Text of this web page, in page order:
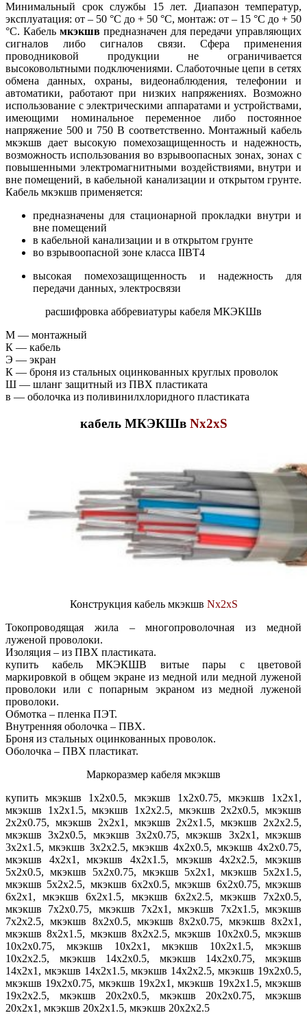
Минимальный срок службы 15 лет. Диапазон температур,
эксплуатация: от – 50 °С до + 50 °С, монтаж: от – 15 °С до + 50
°С. Кабель мкэкшв предназначен для передачи управляющих
сигналов либо сигналов связи. Сфера применения
проводниковой продукции не ограничивается
высоковольтными подключениями. Слаботочные цепи в сетях
обмена данных, охраны, видеонаблюдения, телефонии и
автоматики, работают при низких напряжениях. Возможно
использование с электрическими аппаратами и устройствами,
имеющими номинальное переменное либо постоянное
напряжение 500 и 750 В соответственно. Монтажный кабель
мкэкшв дает высокую помехозащищенность и надежность,
возможность использования во взрывоопасных зонах, зонах с
повышенными электромагнитными воздействиями, внутри и
вне помещений, в кабельной канализации и открытом грунте.
Кабель мкэкшв применяется:
предназначены для стационарной прокладки внутри и
вне помещений
в кабельной канализации и в открытом грунте
во взрывоопасной зоне класса IIВТ4
высокая помехозащищенность и надежность для
передачи данных, электросвязи
расшифровка аббревиатуры кабеля МКЭКШв
М — монтажный
К — кабель
Э — экран
К — броня из стальных оцинкованных круглых проволок
Ш — шланг защитный из ПВХ пластиката
в — оболочка из поливинилхлоридного пластиката
кабель МКЭКШв Nx2xS
Конструкция кабель мкэкшв Nx2xS
Токопроводящая жила – многопроволочная из медной
луженой проволоки.
Изоляция – из ПВХ пластиката.
купить кабель МКЭКШВ витые пары с цветовой
маркировкой в общем экране из медной или медной луженой
проволоки или с попарным экраном из медной луженой
проволоки.
Обмотка – пленка ПЭТ.
Внутренняя оболочка – ПВХ.
Броня из стальных оцинкованных проволок.
Оболочка – ПВХ пластикат.
Маркоразмер кабеля мкэкшв
купить мкэкшв 1х2х0.5, мкэкшв 1х2х0.75, мкэкшв 1х2х1,
мкэкшв 1х2х1.5, мкэкшв 1х2х2.5, мкэкшв 2х2х0.5, мкэкшв
2х2х0.75, мкэкшв 2х2х1, мкэкшв 2х2х1.5, мкэкшв 2х2х2.5,
мкэкшв 3х2х0.5, мкэкшв 3х2х0.75, мкэкшв 3х2х1, мкэкшв
3х2х1.5, мкэкшв 3х2х2.5, мкэкшв 4х2х0.5, мкэкшв 4х2х0.75,
мкэкшв 4х2х1, мкэкшв 4х2х1.5, мкэкшв 4х2х2.5, мкэкшв
5х2х0.5, мкэкшв 5х2х0.75, мкэкшв 5х2х1, мкэкшв 5х2х1.5,
мкэкшв 5х2х2.5, мкэкшв 6х2х0.5, мкэкшв 6х2х0.75, мкэкшв
6х2х1, мкэкшв 6х2х1.5, мкэкшв 6х2х2.5, мкэкшв 7х2х0.5,
мкэкшв 7х2х0.75, мкэкшв 7х2х1, мкэкшв 7х2х1.5, мкэкшв
7х2х2.5, мкэкшв 8х2х0.5, мкэкшв 8х2х0.75, мкэкшв 8х2х1,
мкэкшв 8х2х1.5, мкэкшв 8х2х2.5, мкэкшв 10х2х0.5, мкэкшв
10х2х0.75, мкэкшв 10х2х1, мкэкшв 10х2х1.5, мкэкшв
10х2х2.5, мкэкшв 14х2х0.5, мкэкшв 14х2х0.75, мкэкшв
14х2х1, мкэкшв 14х2х1.5, мкэкшв 14х2х2.5, мкэкшв 19х2х0.5,
мкэкшв 19х2х0.75, мкэкшв 19х2х1, мкэкшв 19х2х1.5, мкэкшв
19х2х2.5, мкэкшв 20х2х0.5, мкэкшв 20х2х0.75, мкэкшв
20х2х1, мкэкшв 20х2х1.5, мкэкшв 20х2х2.5